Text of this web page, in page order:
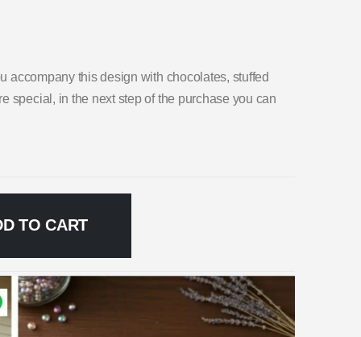
accompany this design with chocolates, stuffed
special, in the next step of the purchase you can
TO CART